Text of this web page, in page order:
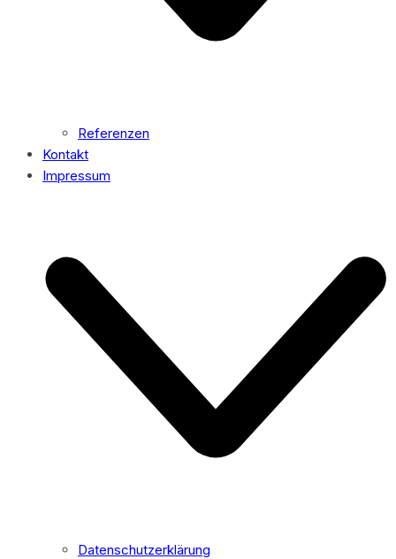
Referenzen
Kontakt
Impressum
Datenschutzerklärung